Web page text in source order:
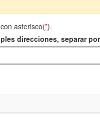
asterisco(*).
direcciones, separar